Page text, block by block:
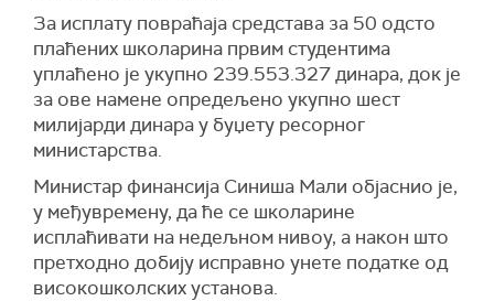
За исплату повраћаја средстава за 50 одсто
плаћених школарина првим студентима
уплаћено је укупно 239.553.327 динара, док је
за ове намене опредељено укупно шест
милијарди динара у буџету ресорног
министарства.
Министар финансија Синиша Мали објаснио је,
у међувремену, да ће се школарине
исплаћивати на недељном нивоу, а након што
претходно добију исправно унете податке од
високошколских установа.